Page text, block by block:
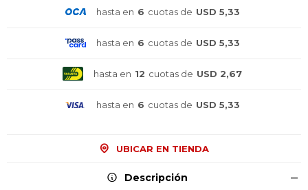
hasta en 6 cuotas de USD 5,33
hasta en 6 cuotas de USD 5,33
hasta en 12 cuotas de USD 2,67
hasta en 6 cuotas de USD 5,33
UBICAR EN TIENDA
Descripción